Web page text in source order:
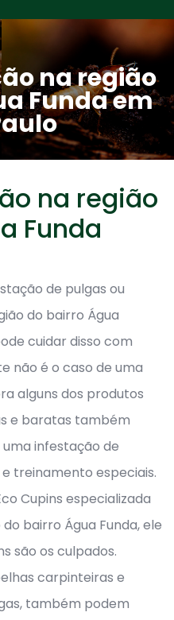
na região
Funda em
na região
Funda
de pulgas ou
do bairro Água
cuidar disso com
não é o caso de uma
alguns dos produtos
e baratas também
infestação de
treinamento especiais.
Cupins especializada
bairro Água Funda, ele
são os culpados.
carpinteiras e
também podem